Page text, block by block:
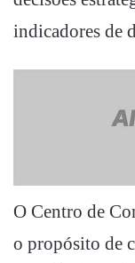
indicadores de
O Centro de
o propósito de